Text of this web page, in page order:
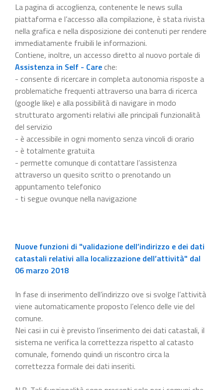
La pagina di accoglienza, contenente le news sulla
piattaforma e l’accesso alla compilazione, è stata rivista
nella grafica e nella disposizione dei contenuti per rendere
immediatamente fruibili le informazioni.
Contiene, inoltre, un accesso diretto al nuovo portale di
Assistenza in Self - Careche:
- consente di ricercare in completa autonomia risposte a
problematiche frequenti attraverso una barra di ricerca
(google like) e alla possibilità di navigare in modo
strutturato argomenti relativi alle principali funzionalità
del servizio
- è accessibile in ogni momento senza vincoli di orario
- è totalmente gratuita
- permette comunque di contattare l’assistenza
attraverso un quesito scritto o prenotando un
appuntamento telefonico
- ti segue ovunque nella navigazione
Nuove funzioni di "validazione dell’indirizzo e dei dati
catastali relativi alla localizzazione dell’attività" dal
06 marzo 2018
In fase di inserimento dell’indirizzo ove si svolge l’attività
viene automaticamente proposto l’elenco delle vie del
comune.
Nei casi in cui è previsto l’inserimento dei dati catastali, il
sistema ne verifica la correttezza rispetto al catasto
comunale, fornendo quindi un riscontro circa la
correttezza formale dei dati inseriti.